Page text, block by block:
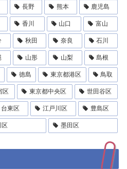
長野 熊本 鹿児島
香川 山口 富山
秋田 奈良 石川
山形 山梨 島根
徳島 東京都港区 鳥取
区 東京都中央区 世田谷区
台東区 江戸川区 豊島区
区 墨田区